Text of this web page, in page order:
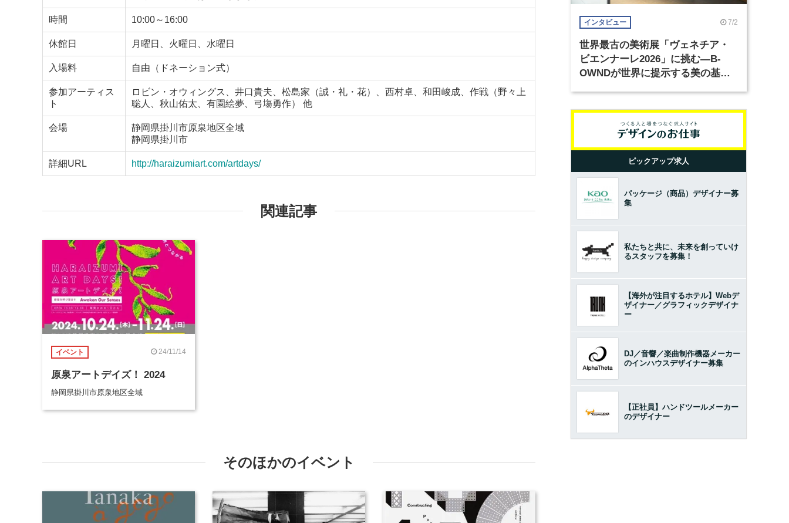
時間 10:00～16:00
休館日 月曜日、火曜日、水曜日
入場料 自由（ドネーション式）
参加アーティス
ト
ロビン・オウィングス、井口貴夫、松島家（誠・礼・花）、西村卓、和田峻成、作戦（野々上
聡人、秋山佑太、有園絵夢、弓塲勇作） 他
会場
静岡県掛川市原泉地区全域
静岡県掛川市
詳細URL http://haraizumiart.com/artdays/
関連記事
イベント 24/11/14
原泉アートデイズ！ 2024
静岡県掛川市原泉地区全域
そのほかのイベント
インタビュー 7/2
世界最古の美術展「ヴェネチア・
ビエンナーレ2026」に挑む―B-
OWNDが世界に提示する美の基準
ピックアップ求人
パッケージ（商品）デザイナー募
集
私たちと共に、未来を創っていけ
るスタッフを募集！
【海外が注目するホテル】Webデ
ザイナー／グラフィックデザイナ
ー
DJ／音響／楽曲制作機器メーカー
のインハウスデザイナー募集
【正社員】ハンドツールメーカー
のデザイナー